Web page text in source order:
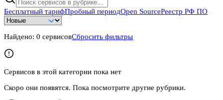
Бесплатный тарифПробный периодOpen SourceРеестр РФ ПО
Найдено: 0 сервисовСбросить фильтры
Сервисов в этой категории пока нет
Скоро они появятся. Пока посмотрите другие рубрики.